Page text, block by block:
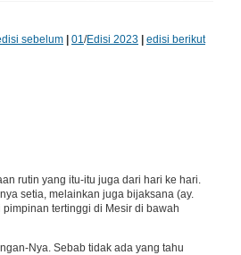
sebelum| 01/Edisi 2023| edisi berikut
rutin yang itu-itu juga dari hari ke hari.
setia, melainkan juga bijaksana (ay.
tertinggi di Mesir di bawah
Nya. Sebab tidak ada yang tahu